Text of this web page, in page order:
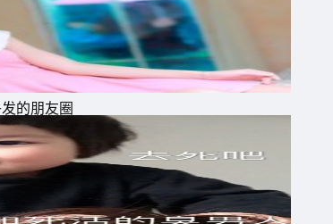
的朋友圈